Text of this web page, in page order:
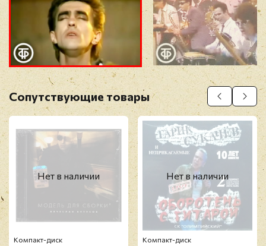
Прикрепить фото
Оставить отзыв
Перед публикацией отзывы проходят
модерацию
Сопутствующие товары
Нет в наличии
Компакт-диск
Нет в наличии
Компакт-диск